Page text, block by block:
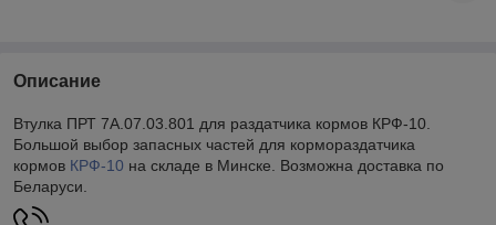
Описание
Втулка ПРТ 7А.07.03.801 для раздатчика кормов КРФ-10.
Большой выбор запасных частей для кормораздатчика
кормов КРФ-10 на складе в Минске. Возможна доставка по
Беларуси.